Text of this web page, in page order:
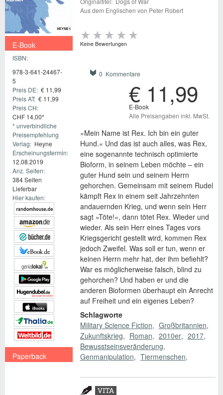
E-Book
ISBN:
978-3-641-24467-
5
Preis DE: € 11,99
Preis AT: € 11,99
Preis CH:
CHF 14,00*
* unverbindliche
Preisempfehlung
Verlag: Heyne
Erscheinungstermin:
12.08.2019
Anz. Seiten:
384 Seiten
Lieferbar
Hier kaufen:
Paperback
Aus dem Englischen von Peter Robert
Keine Bewertungen
0 Kommentare
€ 11,99
E-Book
Alle Preisangaben inkl. MwSt.
»Mein Name ist Rex. Ich bin ein guter
Hund.« Und das ist auch alles, was Rex,
eine sogenannte technisch optimierte
Bioform, in seinem Leben möchte – ein
guter Hund sein und seinem Herrn
gehorchen. Gemeinsam mit seinem Rudel
kämpft Rex in einem seit Jahrzehnten
andauernden Krieg, und wenn sein Herr
sagt »Töte!«, dann tötet Rex. Wieder und
wieder. Als sein Herr eines Tages vors
Kriegsgericht gestellt wird, kommen Rex
jedoch Zweifel. Was soll er tun, wenn er
keinen Herrn mehr hat, der ihm befiehlt?
War es möglicherweise falsch, blind zu
gehorchen? Und haben er und die
anderen Bioformen überhaupt ein Anrecht
auf Freiheit und ein eigenes Leben?
Schlagworte
Military Science Fiction
Großbritannien
Zukunftskrieg
Roman 2010er
2017
Bewusstseinsveränderung
Genmanipulation
Tiermenschen
Zusatzmaterial
VITA